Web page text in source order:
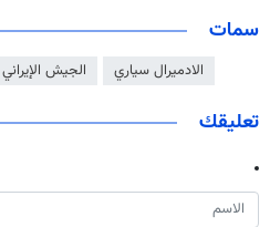
سمات
الادميرال سياري الجيش الإيراني
تعليقك